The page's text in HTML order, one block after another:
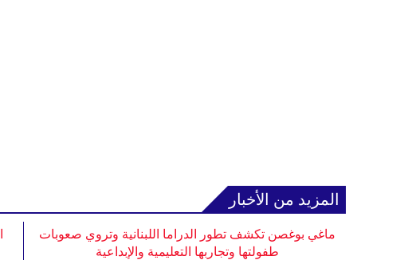
المزيد من الأخبار
ماغي بوغصن تكشف تطور الدراما اللبنانية وتروي صعوبات
طفولتها وتجاربها التعليمية والإبداعية